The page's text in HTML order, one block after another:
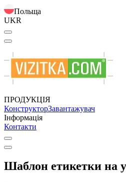
Польща
UKR
ПРОДУКЦІЯ
КонструкторЗавантажувач
Інформація
Контакти
Шаблон етикетки на